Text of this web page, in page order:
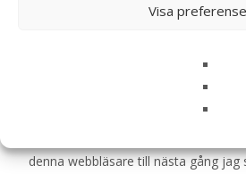
Visa
denna webbläsare till nästa gång jag